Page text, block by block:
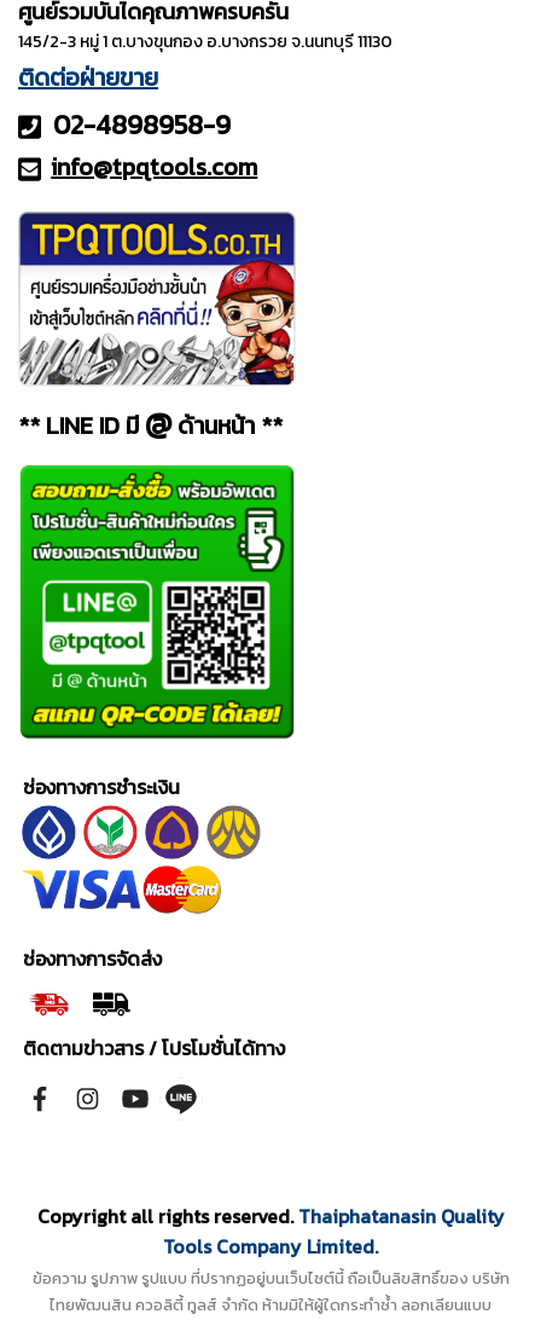
ศูนย์รวมบันไดคุณภาพครบครัน
145/2-3 หมู่ 1 ต.บางขุนกอง อ.บางกรวย จ.นนทบุรี 11130
ติดต่อฝ่ายขาย
02-4898958-9
info@tpqtools.com
** LINE ID มี @ด้านหน้า **
ช่องทางการชำระเงิน
ช่องทางการจัดส่ง
ติดตามข่าวสาร / โปรโมชั่นได้ทาง
Copyright all rights reserved.Thaiphatanasin Quality
Tools Company Limited.
ข้อความ รูปภาพ รูปแบบ ที่ปรากฏอยู่บนเว็บไซต์นี้ ถือเป็นลิขสิทธิ์ของ บริษัท
ไทยพัฒนสิน ควอลิตี้ ทูลส์ จำกัด ห้ามมิให้ผู้ใดกระทำซ้ำ ลอกเลียนแบบ